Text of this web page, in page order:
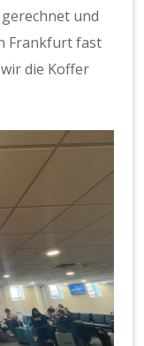
und
Frankfurt fast
die Koffer